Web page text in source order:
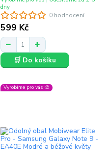
0 hodnocení
599 Kč
dny
🛒 Do košíku
Vyrobíme pro vás 🎨